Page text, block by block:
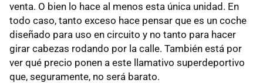
venta. O bien lo hace al menos esta única unidad. En
todo caso, tanto exceso hace pensar que es un coche
diseñado para uso en circuito y no tanto para hacer
girar cabezas rodando por la calle. También está por
ver qué precio ponen a este llamativo superdeportivo
que, seguramente, no será barato.